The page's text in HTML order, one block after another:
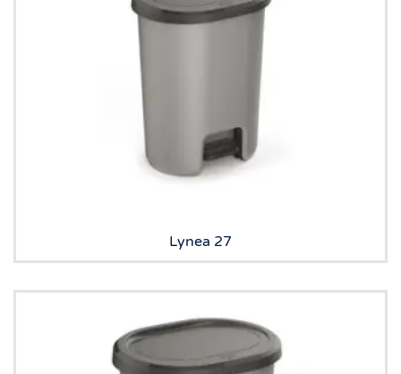
Lynea 27